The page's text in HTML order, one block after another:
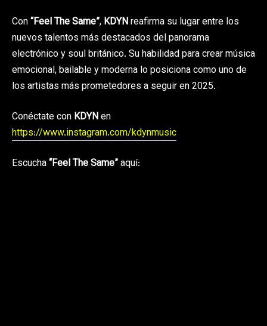
Con“Feel The Same”, KDYNreafirma su lugar entre los
nuevos talentos más destacados del panorama
electrónico y soul británico. Su habilidad para crear música
emocional, bailable y moderna lo posiciona como uno de
los artistas más prometedores a seguir en 2025.
Conéctate con KDYNen
https://www.instagram.com/kdynmusic
Escucha“Feel The Same”aquí: